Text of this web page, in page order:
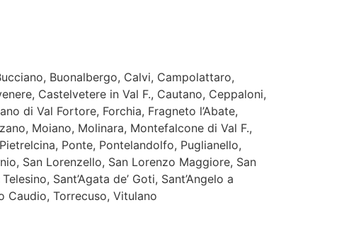
Buonalbergo, Calvi, Campolattaro,
Castelvetere in Val F., Cautano, Ceppaloni,
di Val Fortore, Forchia, Fragneto l’Abate,
Moiano, Molinara, Montefalcone di Val F.,
Ponte, Pontelandolfo, Puglianello,
San Lorenzello, San Lorenzo Maggiore, San
Sant’Agata de’ Goti, Sant’Angelo a
Caudio, Torrecuso, Vitulano